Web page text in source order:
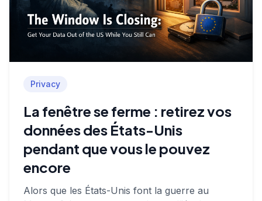
Privacy
La fenêtre se ferme : retirez vos
données des États-Unis
pendant que vous le pouvez
encore
Alors que les États-Unis font la guerre au